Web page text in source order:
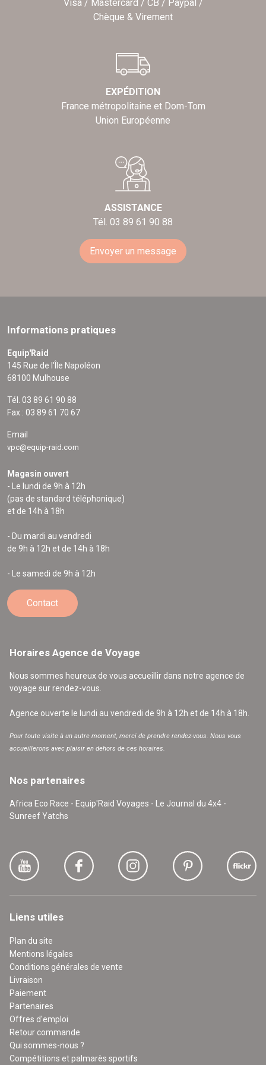
Visa / Mastercard / CB / Paypal /
Chèque & Virement
EXPÉDITION
France métropolitaine et Dom-Tom
Union Européenne
ASSISTANCE
Tél. 03 89 61 90 88
Envoyer un message
Informations pratiques
Equip'Raid
145 Rue de l'Île Napoléon
68100 Mulhouse
Tél. 03 89 61 90 88
Fax : 03 89 61 70 67
Email
vpc@equip-raid.com
Magasin ouvert
- Le lundi de 9h à 12h
(pas de standard téléphonique)
et de 14h à 18h
- Du mardi au vendredi
de 9h à 12h et de 14h à 18h
- Le samedi de 9h à 12h
Contact
Horaires Agence de Voyage
Nous sommes heureux de vous accueillir dans notre agence de
voyage sur rendez-vous.
Agence ouverte le lundi au vendredi de 9h à 12h et de 14h à 18h.
Pour toute visite à un autre moment, merci de prendre rendez-vous. Nous vous
accueillerons avec plaisir en dehors de ces horaires.
Nos partenaires
Africa Eco Race - Equip'Raid Voyages - Le Journal du 4x4 -
Sunreef Yatchs
Liens utiles
Plan du site
Mentions légales
Conditions générales de vente
Livraison
Paiement
Partenaires
Offres d'emploi
Retour commande
Qui sommes-nous ?
Compétitions et palmarès sportifs